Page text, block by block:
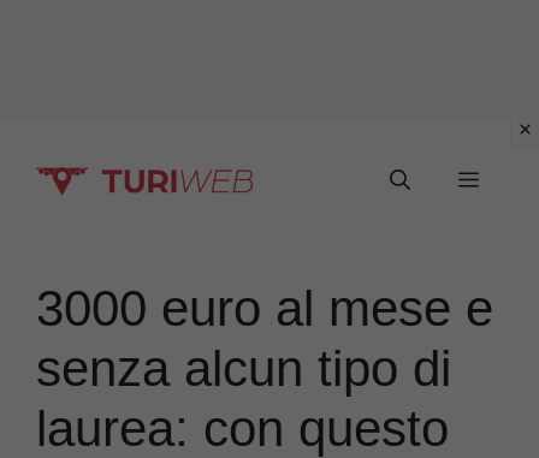
Menu
3000 euro al mese e
senza alcun tipo di
laurea: con questo